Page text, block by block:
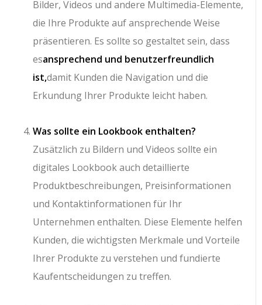
Bilder, Videos und andere Multimedia-Elemente,
die Ihre Produkte auf ansprechende Weise
präsentieren. Es sollte so gestaltet sein, dass
esansprechend und benutzerfreundlich
ist,damit Kunden die Navigation und die
Erkundung Ihrer Produkte leicht haben.
Was sollte ein Lookbook enthalten?
Zusätzlich zu Bildern und Videos sollte ein
digitales Lookbook auch detaillierte
Produktbeschreibungen, Preisinformationen
und Kontaktinformationen für Ihr
Unternehmen enthalten. Diese Elemente helfen
Kunden, die wichtigsten Merkmale und Vorteile
Ihrer Produkte zu verstehen und fundierte
Kaufentscheidungen zu treffen.